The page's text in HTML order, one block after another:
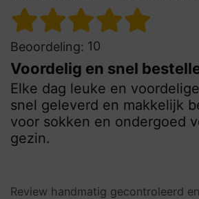
Beoordeling: 10
Voordelig en snel
Elke dag leuke en
snel geleverd en makkelijk
voor sokken en ondergoed
gezin.
Review handmatig gecontroleerd